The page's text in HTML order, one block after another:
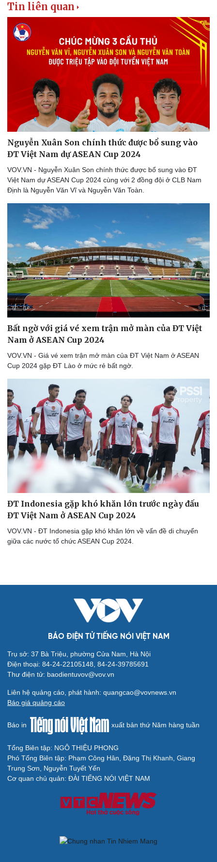
Văn hóa
Sân khấu - Điện ảnh
Văn học
Âm nhạc
Di sản
Giải trí
Nghệ sĩ
Thời trang
Sao Việt
Du lịch
Tư vấn
Săn Tour
check-in
Podcast
Câu chuyện thời sự
Đọc truyện đêm khuya
Cửa sổ tình yêu
Kể chuyện cho bé
Hạt giống tâm hồn
Cải chính
Tin liên quan
Nguyễn Xuân Son chính thức được bổ sung vào
ĐT Việt Nam dự ASEAN Cup 2024
VOV.VN - Nguyễn Xuân Son chính thức được bổ sung vào ĐT
Việt Nam dự ASEAN Cup 2024 cùng với 2 đồng đội ở CLB Nam
Định là Nguyễn Văn Vĩ và Nguyễn Văn Toàn.
Bất ngờ với giá vé xem trận mở màn của ĐT Việt
Nam ở ASEAN Cup 2024
VOV.VN - Giá vé xem trận mở màn của ĐT Việt Nam ở ASEAN
Cup 2024 gặp ĐT Lào ở mức rẻ bất ngờ.
ĐT Indonesia gặp khó khăn lớn trước ngày đấu
ĐT Việt Nam ở ASEAN Cup 2024
VOV.VN - ĐT Indonesia gặp khó khăn lớn về vấn đề di chuyển
giữa các nước tổ chức ASEAN Cup 2024.
BÁO ĐIỆN TỬ TIẾNG NÓI VIỆT NAM
Trụ sở: 37 Bà Triệu, phường Cửa Nam, Hà Nội
Điện thoại: 84-24-22105148, 84-24-39785691
Thư điện tử: baodientuvov@vov.vn
Liên hệ quảng cáo, phát hành: quangcao@vovnews.vn
Báo giá quảng cáo
Báo in xuất bản thứ Năm hàng tuần
Tổng Biên tập: NGÔ THIỆU PHONG
Phó Tổng Biên tập: Phạm Công Hân, Đặng Thị Khanh, Giang
Trung Sơn, Nguyễn Tuyết Yến
Cơ quan chủ quản: ĐÀI TIẾNG NÓI VIỆT NAM